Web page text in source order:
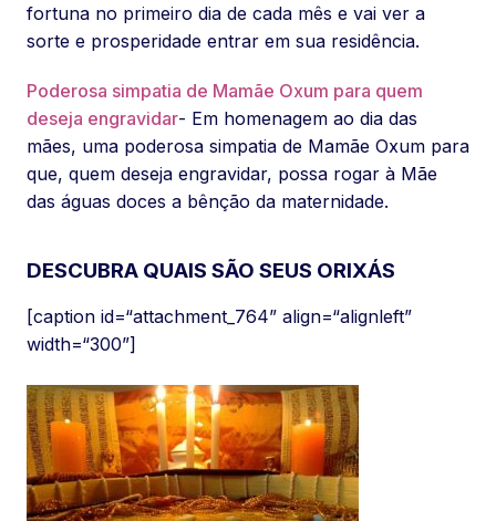
fortuna no primeiro dia de cada mês e vai ver a
sorte e prosperidade entrar em sua residência.
Poderosa simpatia de Mamãe Oxum para quem
deseja engravidar- Em homenagem ao dia das
mães, uma poderosa simpatia de Mamãe Oxum para
que, quem deseja engravidar, possa rogar à Mãe
das águas doces a bênção da maternidade.
DESCUBRA QUAIS SÃO SEUS ORIXÁS
[caption id=“attachment_764” align=“alignleft”
width=“300”]